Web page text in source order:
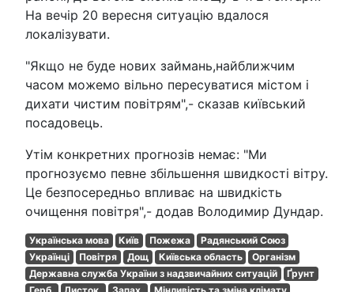
На вечір 20 вересня ситуацію вдалося
локалізувати.
"Якщо не буде нових займань,найближчим
часом можемо вільно пересуватися містом і
дихати чистим повітрям",- сказав київський
посадовець.
Утім конкретних прогнозів немає: "Ми
прогнозуємо певне збільшення швидкості вітру.
Це безпосередньо впливає на швидкість
очищення повітря",- додав Володимир Дундар.
Українська мова Київ Пожежа
Радянський Союз
Українці
Повітря Дощ Київська область
Організм
Державна служба України з надзвичайних ситуацій
Ґрунт